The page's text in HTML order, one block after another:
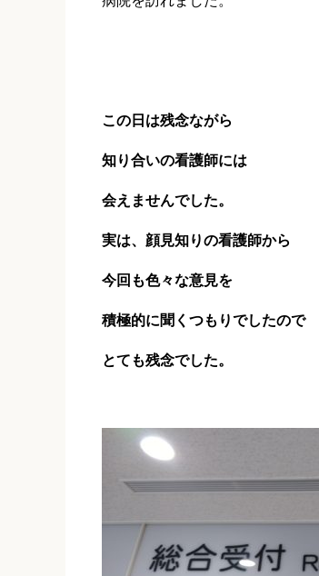
この日は残念ながら
知り合いの看護師には
会えませんでした。
実は、顔見知りの看護師から
今回も色々な意見を
積極的に聞くつもりでしたので
とても残念でした。